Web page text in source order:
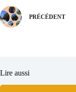
PRÉCÉDENT
Lire aussi